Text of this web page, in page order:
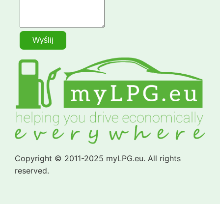
Copyright © 2011-2025 myLPG.eu. All rights
reserved.